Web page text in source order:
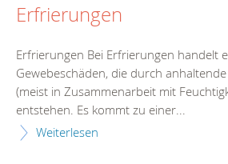
Erfrierungen
Erfrierungen Bei Erfrierungen handelt
Gewebeschäden, die durch
(meist in Zusammenarbeit mit
entstehen. Es kommt zu einer...
Weiterlesen